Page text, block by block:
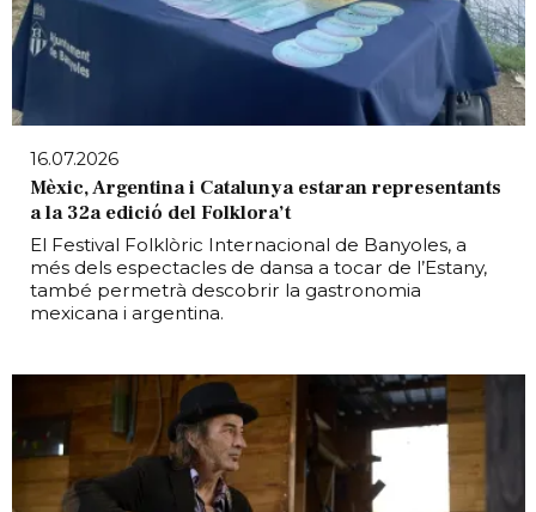
16.07.2026
Mèxic, Argentina i Catalunya estaran representants
a la 32a edició del Folklora’t
El Festival Folklòric Internacional de Banyoles, a
més dels espectacles de dansa a tocar de l’Estany,
també permetrà descobrir la gastronomia
mexicana i argentina.